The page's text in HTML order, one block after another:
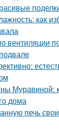
как
вентиляции
Муравиной:
дома
печь